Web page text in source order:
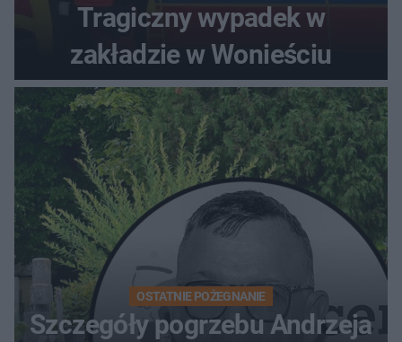
Tragiczny wypadek w
zakładzie w Wonieściu
OSTATNIE POŻEGNANIE
Szczegóły pogrzebu Andrzeja